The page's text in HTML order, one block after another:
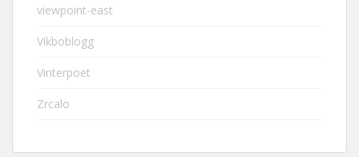
viewpoint-east
Vikboblogg
Vinterpoet
Zrcalo